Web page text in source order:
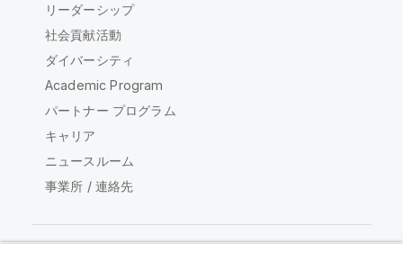
リーダーシップ
社会貢献活動
ダイバーシティ
Academic Program
パートナー プログラム
キャリア
ニュースルーム
事業所 / 連絡先